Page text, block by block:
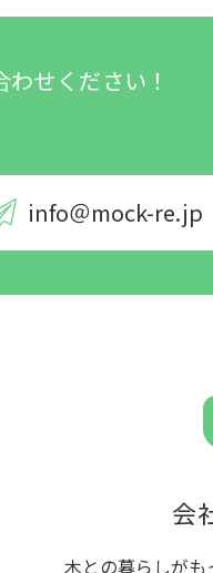
せください！
info＠mock-re.jp
会
木との暮らしがも